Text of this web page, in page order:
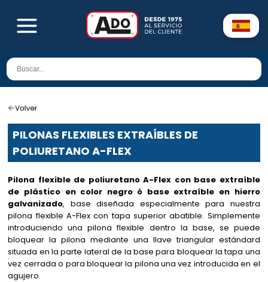
PILONAS FLEXIBLES EXTRAÍBLES DE
POLIURETANO A-FLEX
Pilona flexible de poliuretano A-Flex con base extraíble
de plástico en color negro ó base extraíble en hierro
galvanizado, base diseñada especialmente para nuestra
pilona flexible A-Flex con tapa superior abatible. Simplemente
introduciendo una pilona flexible dentro la base, se puede
bloquear la pilona mediante una llave triangular estándard
situada en la parte lateral de la base para bloquear la tapa una
vez cerrada o para bloquear la pilona una vez introducida en el
agujero.